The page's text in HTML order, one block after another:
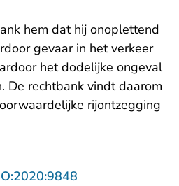
hem dat hij onoplettend
gevaar in het verkeer
het dodelijke ongeval
De rechtbank vindt daarom
rijontzegging